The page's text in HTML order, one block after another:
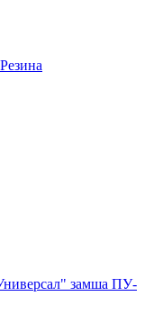
замша ПУ-